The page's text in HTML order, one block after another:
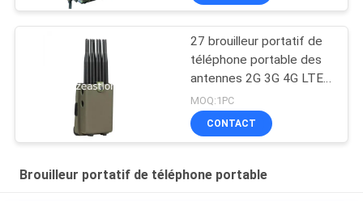
27 brouilleur portatif de
téléphone portable des
antennes 2G 3G 4G LTE
5G WIFI avec le blocage
de radio de fréquence
ultra-haute FM de VHF
MOQ:1PC
CONTACT
Brouilleur portatif de téléphone portable